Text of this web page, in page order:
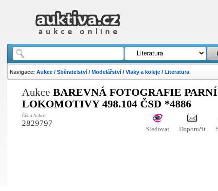
Navigace: Aukce/ Sběratelství/ Modelářství/ Vlaky a koleje/ Literatura
Aukce BAREVNÁ FOTOGRAFIE PARNÍ
LOKOMOTIVY 498.104 ČSD *4886
Číslo Aukce:
2829797
Sledovat Doporučit